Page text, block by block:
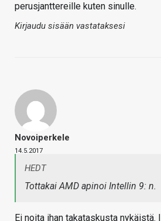
perusjanttereille kuten sinulle.
Kirjaudu sisään vastataksesi
Novoiperkele
14.5.2017
HEDT
Tottakai AMD apinoi Intellin 9: n.
Ei noita ihan takataskusta nykäistä.